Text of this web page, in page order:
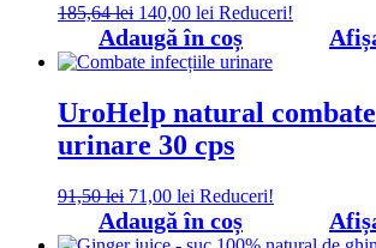
185,64lei Prețul
inițial
a
fost:
185,64 lei.
140,00 lei Prețul
curent
este:
140,00 lei.
Reduceri!
Adaugă în coș
UroHelp natural
urinare 30 cps
91,50lei Prețul
inițial
a
71,00 lei Prețul
curent
este:
Reduceri!
Adaugă în coș